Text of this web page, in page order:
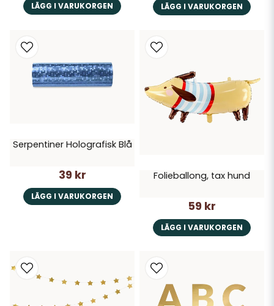
LÄGG I VARUKORGEN LÄGG I VARUKORGEN
Serpentiner Holografisk Blå
39 kr
LÄGG I VARUKORGEN
Folieballong, tax hund
59 kr
LÄGG I VARUKORGEN